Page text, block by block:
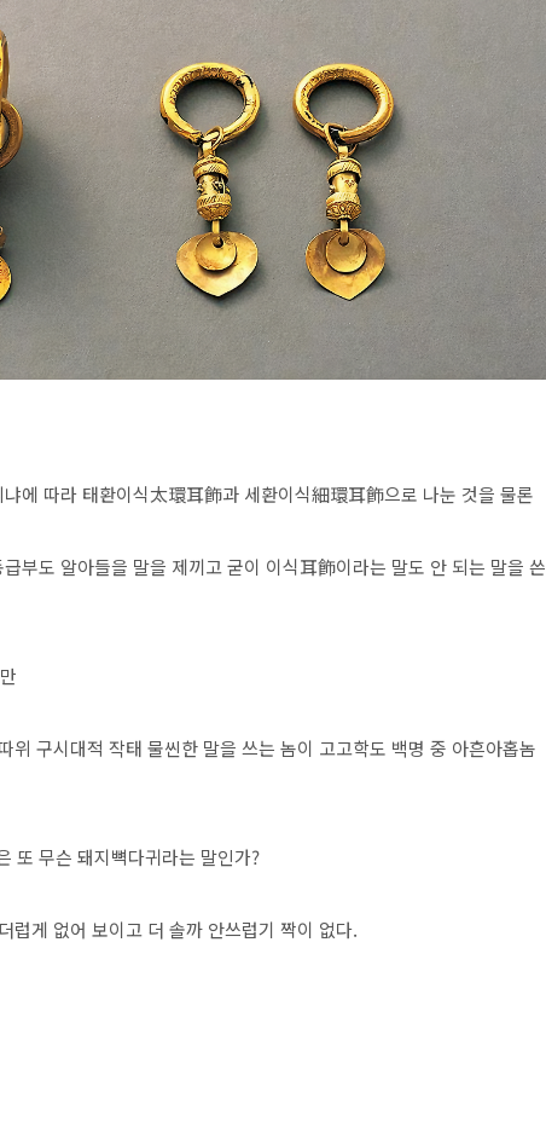
에 따라 태환이식太環耳飾과 세환이식細環耳飾으로 나눈 것을 물론
부도 알아들을 말을 제끼고 굳이 이식耳飾이라는 말도 안 되는 말을 쓴
위 구시대적 작태 물씬한 말을 쓰는 놈이 고고학도 백명 중 아흔아홉놈
또 무슨 돼지뼉다귀라는 말인가?
럽게 없어 보이고 더 솔까 안쓰럽기 짝이 없다.